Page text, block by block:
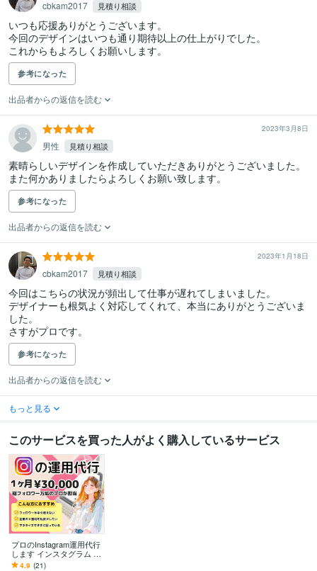
cbkam2017 見積り相談
いつも応援ありがとうございます。
今回のデザインはいつも通り期待以上の仕上がりでした。
これからもよろしくお願いします。
参考になった
出品者からの返信を読む
2023年3月8日
男性 見積り相談
素晴らしいデザインを作成していただきありがとうございました。
また何かありましたらよろしくお願い致します。
参考になった
出品者からの返信を読む
2023年1月18日
cbkam2017 見積り相談
今回はこちらの状況が頻出して仕事が遅れてしまいました。
デザイナーも根気よく対応してくれて、本当にありがとうございま
した。
さすがプロです。
参考になった
出品者からの返信を読む
もっと見る
このサービスを買った人がよく購入しているサービス
プロのInstagram運用代行
します インスタグラム イ
ンスタ フォロワー増加！
4.9 (21)